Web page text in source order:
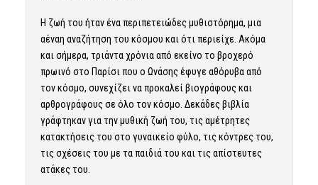
Η ζωή του ήταν ένα περιπετειώδες μυθιστόρημα, μια
αέναη αναζήτηση του κόσμου και ότι περιείχε. Ακόμα
και σήμερα, τριάντα χρόνια από εκείνο το βροχερό
πρωινό στο Παρίσι που ο Ωνάσης έφυγε αθόρυβα από
τον κόσμο, συνεχίζει να προκαλεί βιογράφους και
αρθρογράφους σε όλο τον κόσμο. Δεκάδες βιβλία
γράφτηκαν για την μυθική ζωή του, τις αμέτρητες
κατακτήσεις του στο γυναικείο φύλο, τις κόντρες του,
τις σχέσεις του με τα παιδιά του και τις απίστευτες
ατάκες του.